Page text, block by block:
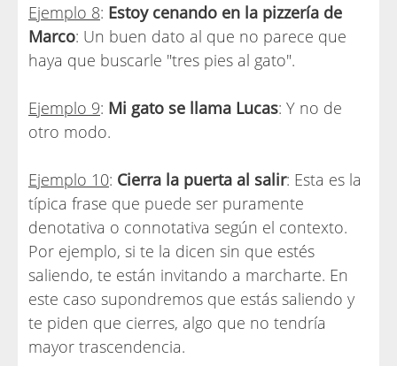
Ejemplo 8: Estoy cenando en la pizzería de
Marco: Un buen dato al que no parece que
haya que buscarle "tres pies al gato".
Ejemplo 9: Mi gato se llama Lucas: Y no de
otro modo.
Ejemplo 10: Cierra la puerta al salir: Esta es la
típica frase que puede ser puramente
denotativa o connotativa según el contexto.
Por ejemplo, si te la dicen sin que estés
saliendo, te están invitando a marcharte. En
este caso supondremos que estás saliendo y
te piden que cierres, algo que no tendría
mayor trascendencia.